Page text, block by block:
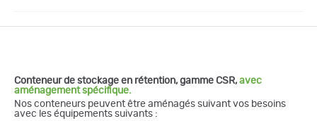
Conteneur de stockage en rétention, gamme CSR, avec
aménagement spécifique.
Nos conteneurs peuvent être aménagés suivant vos besoins
avec les équipements suivants :